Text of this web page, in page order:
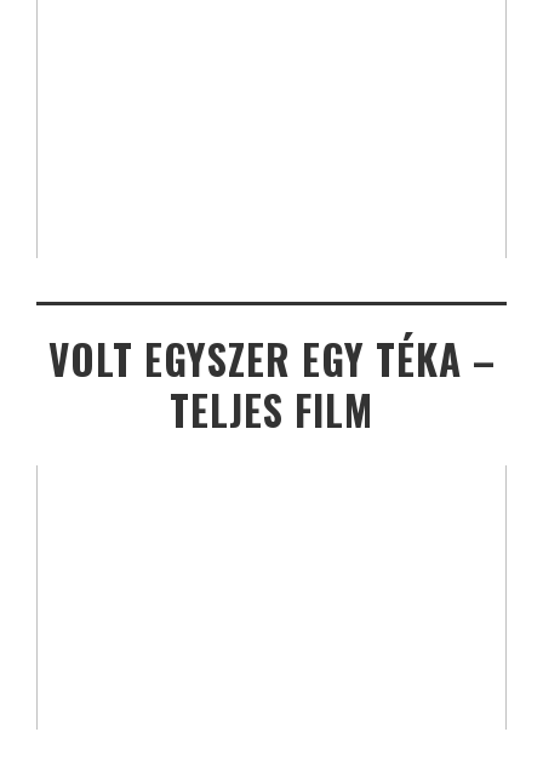
VOLT EGYSZER EGY TÉKA –
TELJES FILM